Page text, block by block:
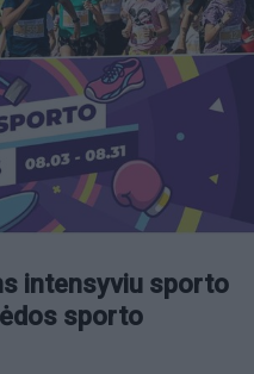
intensyviu sporto
sporto